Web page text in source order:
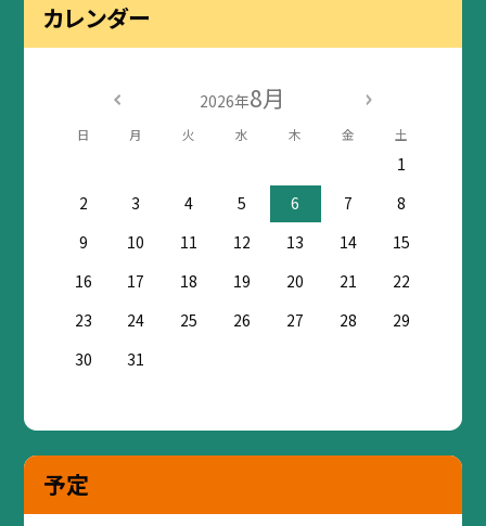
カレンダー
2026年8月
日 月 火 水 木 金 土
1
2
3 4 5 6 7
8
9
10 11 12 13 14
15
16
17 18 19 20 21
22
23
24 25 26 27 28
29
30
31
予定